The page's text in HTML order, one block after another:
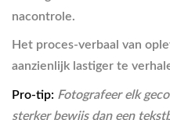
nacontrole.
Het proces-verbaal van
aanzienlijk lastiger te
Pro-tip: Fotografeer elk
sterker bewijs dan een